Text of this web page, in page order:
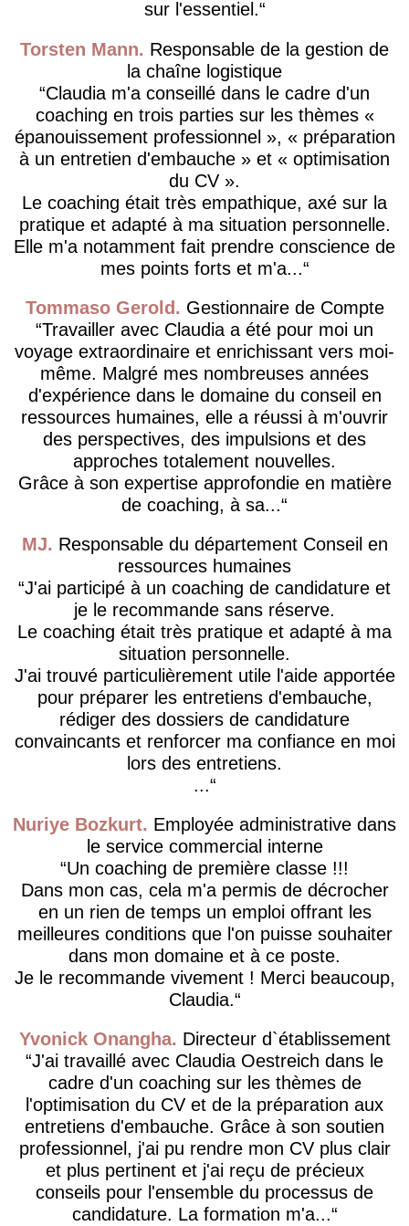
sur l'essentiel.
Torsten Mann
Responsable de la gestion de
la chaîne logistique
Claudia m'a conseillé dans le cadre d'un
coaching en trois parties sur les thèmes «
épanouissement professionnel », « préparation
à un entretien d'embauche » et « optimisation
du CV ».
Le coaching était très empathique, axé sur la
pratique et adapté à ma situation personnelle.
Elle m'a notamment fait prendre conscience de
mes points forts et m'a...
Tommaso Gerold
Gestionnaire de Compte
Travailler avec Claudia a été pour moi un
voyage extraordinaire et enrichissant vers moi-
même. Malgré mes nombreuses années
d'expérience dans le domaine du conseil en
ressources humaines, elle a réussi à m'ouvrir
des perspectives, des impulsions et des
approches totalement nouvelles.
Grâce à son expertise approfondie en matière
de coaching, à sa...
MJ
Responsable du département Conseil en
ressources humaines
J'ai participé à un coaching de candidature et
je le recommande sans réserve.
Le coaching était très pratique et adapté à ma
situation personnelle.
J'ai trouvé particulièrement utile l'aide apportée
pour préparer les entretiens d'embauche,
rédiger des dossiers de candidature
convaincants et renforcer ma confiance en moi
lors des entretiens.
...
Nuriye Bozkurt Employée administrative dans
le service commercial interne
Un coaching de première classe !!!
Dans mon cas, cela m'a permis de décrocher
en un rien de temps un emploi offrant les
meilleures conditions que l'on puisse souhaiter
dans mon domaine et à ce poste.
Je le recommande vivement ! Merci beaucoup,
Claudia.
Yvonick Onangha
Directeur d`établissement
J'ai travaillé avec Claudia Oestreich dans le
cadre d'un coaching sur les thèmes de
l'optimisation du CV et de la préparation aux
entretiens d'embauche. Grâce à son soutien
professionnel, j'ai pu rendre mon CV plus clair
et plus pertinent et j'ai reçu de précieux
conseils pour l'ensemble du processus de
candidature. La formation m'a...